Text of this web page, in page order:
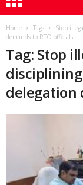
Home Tags
Stop
demands to RTO officials
Tag: Stop
disciplining
delegation